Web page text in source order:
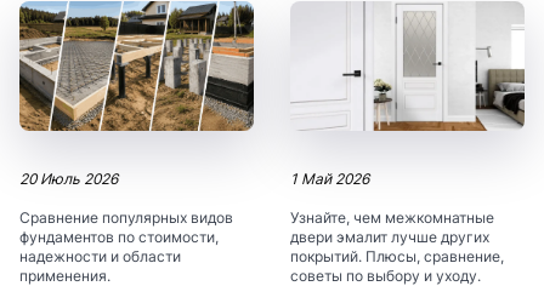
20 Июль 2026
Сравнение популярных видов
фундаментов по стоимости,
надежности и области
применения.
1 Май 2026
Узнайте, чем межкомнатные
двери эмалит лучше других
покрытий. Плюсы, сравнение,
советы по выбору и уходу.